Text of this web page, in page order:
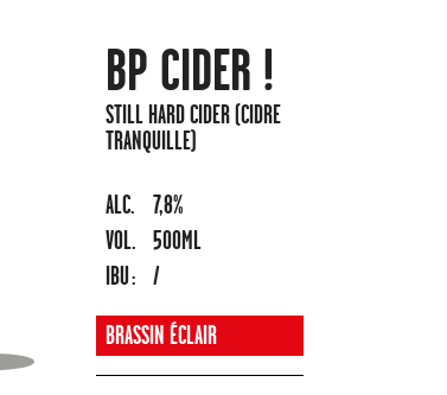
BP CIDER !
STILL HARD CIDER (CIDRE
TRANQUILLE)
ALC.
7,8%
VOL.
500ML
IBU :
/
BRASSIN ÉCLAIR